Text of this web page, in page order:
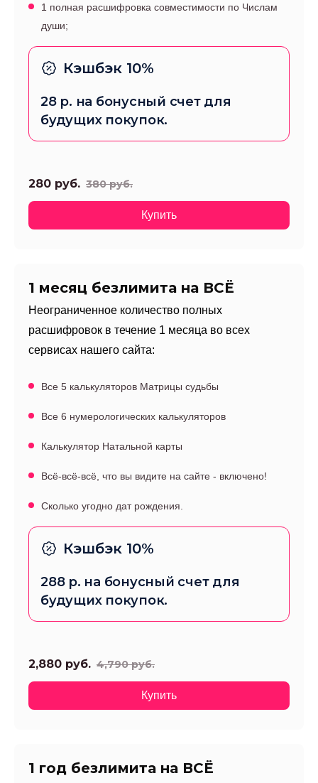
1 полная расшифровка совместимости по Числам
души;
Кэшбэк 10%
28р. на бонусный счет для
будущих покупок.
280 руб. 380руб.
Купить
1 месяц безлимита на ВСЁ
Неограниченное количество полных
расшифровок в течение 1 месяца во всех
сервисах нашего сайта:
Все 5 калькуляторов Матрицы судьбы
Все 6 нумерологических калькуляторов
Калькулятор Натальной карты
Всё-всё-всё, что вы видите на сайте - включено!
Сколько угодно дат рождения.
Кэшбэк 10%
288р. на бонусный счет для
будущих покупок.
2,880 руб. 4,790руб.
Купить
1 год безлимита на ВСЁ